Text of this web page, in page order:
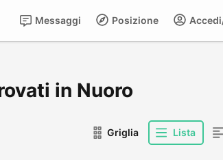
Posizione
Messaggi
in Nuoro
Griglia Lista